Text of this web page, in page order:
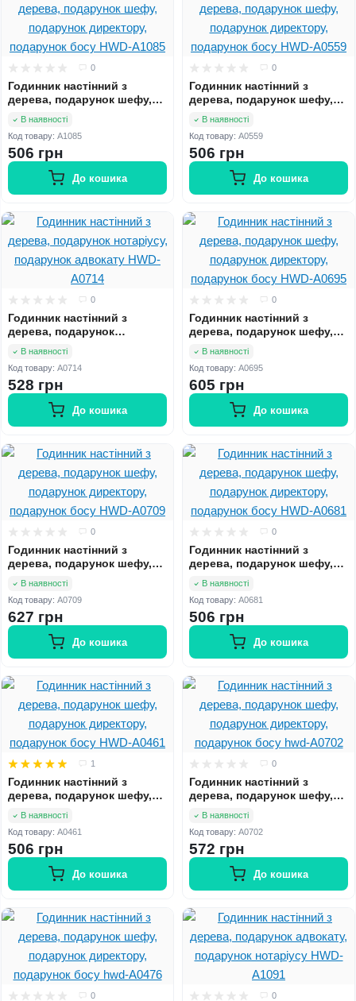
0
Годинник настінний з
дерева, подарунок шефу,
подарунок босу HWD-A1085
В наявності
Код товару: A1085
506 грн
До кошика
0
Годинник настінний з
дерева, подарунок шефу,
подарунок босу HWD-A0559
В наявності
Код товару: A0559
506 грн
До кошика
0
Годинник настінний з
дерева, подарунок
адвокату HWD-A0714
В наявності
Код товару: A0714
528 грн
До кошика
0
Годинник настінний з
дерева, подарунок шефу,
подарунок босу HWD-A0695
В наявності
Код товару: A0695
605 грн
До кошика
0
Годинник настінний з
дерева, подарунок шефу,
подарунок босу HWD-A0709
В наявності
Код товару: A0709
627 грн
До кошика
0
Годинник настінний з
дерева, подарунок шефу,
подарунок босу HWD-A0681
В наявності
Код товару: A0681
506 грн
До кошика
1
Годинник настінний з
дерева, подарунок шефу,
подарунок босу HWD-A0461
В наявності
Код товару: A0461
506 грн
До кошика
0
Годинник настінний з
дерева, подарунок шефу,
подарунок босу hwd-A0702
В наявності
Код товару: A0702
572 грн
До кошика
0 0